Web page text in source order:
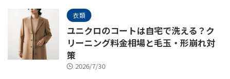
衣類
ユニクロのコートは自宅で洗える？ク
リーニング料金相場と毛玉・形崩れ対
策
2026/7/30